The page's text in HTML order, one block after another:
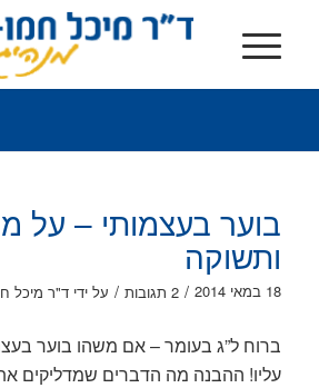
בוער בעצמותי – על
ותשוקה
18 במאי 2014 / 2 תגובות / על ידי ד"ר מיכל
ברוח ל”ג בעומר – אם משהו בוער
עליו! ההבנה מה הדברים שמדליקים